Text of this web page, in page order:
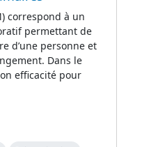
correspond à un
permettant de
d’une personne et
Dans le
efficacité pour